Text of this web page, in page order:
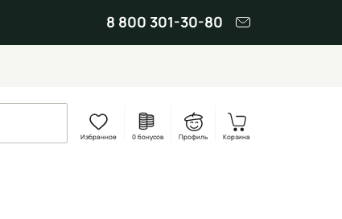
8 800 301-30-80
Избранное 0 бонусов Профиль Корзина